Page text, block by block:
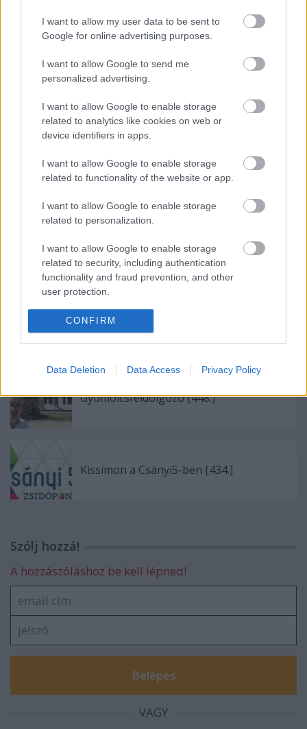
I want to allow my user data to be sent to
Google for online advertising purposes.
I want to allow Google to send me
personalized advertising.
I want to allow Google to enable storage
related to analytics like cookies on web or
device identifiers in apps.
I want to allow Google to enable storage
related to functionality of the website or app.
I want to allow Google to enable storage
related to personalization.
I want to allow Google to enable storage
related to security, including authentication
functionality and fraud prevention, and other
user protection.
CONFIRM
Data Deletion Data Access Privacy Policy
pályázatok képviselőtestület
bérlakások
Ajánlott bejegyzések:
Kelj föl és járj? [450.]
Megalakult az új testület [447.]
A közjavak beszerzése [463.]
Gyümölcsfeldolgozó [448.]
Kissimon a Csányi5-ben [434.]
Szólj hozzá!
A hozzászóláshoz be kell lépned!
VAGY